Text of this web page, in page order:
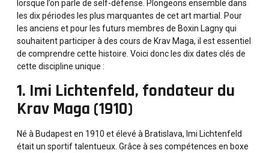
lorsque l’on parle de self-défense. Plongeons ensemble dans
les dix périodes les plus marquantes de cet art martial. Pour
les anciens et pour les futurs membres de Boxin Lagny qui
souhaitent participer à des cours de Krav Maga, il est essentiel
de comprendre cette histoire. Voici donc les dix dates clés de
cette discipline unique :
1. Imi Lichtenfeld, fondateur du
Krav Maga (1910)
Né à Budapest en 1910 et élevé à Bratislava, Imi Lichtenfeld
était un sportif talentueux. Grâce à ses compétences en boxe